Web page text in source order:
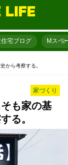
宅ブログ Mスペ
から考察する。
家づくり
も家の基
る。